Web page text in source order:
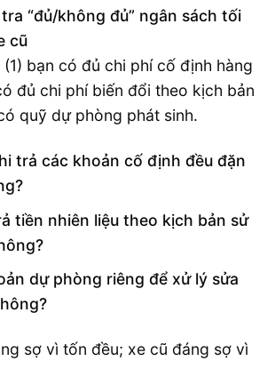
“đủ/không đủ” ngân sách tối
cũ
bạn có đủ chi phí cố định hàng
đủ chi phí biến đổi theo kịch bản
quỹ dự phòng phát sinh.
trả các khoản cố định đều đặn
tiền nhiên liệu theo kịch bản sử
dự phòng riêng để xử lý sửa
sợ vì tốn đều; xe cũ đáng sợ vì